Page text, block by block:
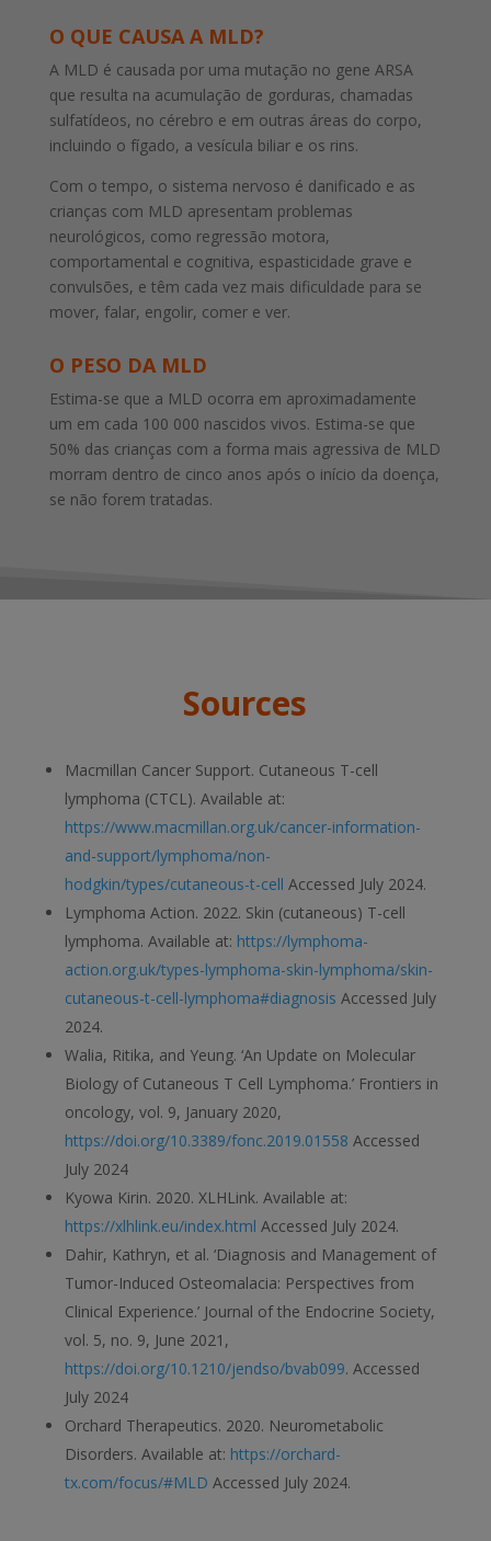
O QUE CAUSA A MLD?
A MLD é causada por uma mutação no gene ARSA
que resulta na acumulação de gorduras, chamadas
sulfatídeos, no cérebro e em outras áreas do corpo,
incluindo o fígado, a vesícula biliar e os rins.
Com o tempo, o sistema nervoso é danificado e as
crianças com MLD apresentam problemas
neurológicos, como regressão motora,
comportamental e cognitiva, espasticidade grave e
convulsões, e têm cada vez mais dificuldade para se
mover, falar, engolir, comer e ver.
O PESO DA MLD
Estima-se que a MLD ocorra em aproximadamente
um em cada 100 000 nascidos vivos. Estima-se que
50% das crianças com a forma mais agressiva de MLD
morram dentro de cinco anos após o início da doença,
se não forem tratadas.
Sources
Macmillan Cancer Support. Cutaneous T-cell
lymphoma (CTCL). Available at:
https://www.macmillan.org.uk/cancer-information-
and-support/lymphoma/non-
hodgkin/types/cutaneous-t-cell Accessed July 2024.
Lymphoma Action. 2022. Skin (cutaneous) T-cell
lymphoma. Available at: https://lymphoma-
action.org.uk/types-lymphoma-skin-lymphoma/skin-
cutaneous-t-cell-lymphoma#diagnosis Accessed July
2024.
Walia, Ritika, and Yeung. ‘An Update on Molecular
Biology of Cutaneous T Cell Lymphoma.’ Frontiers in
oncology, vol. 9, January 2020,
https://doi.org/10.3389/fonc.2019.01558 Accessed
July 2024
Kyowa Kirin. 2020. XLHLink. Available at:
https://xlhlink.eu/index.html Accessed July 2024.
Dahir, Kathryn, et al. ‘Diagnosis and Management of
Tumor-Induced Osteomalacia: Perspectives from
Clinical Experience.’ Journal of the Endocrine Society,
vol. 5, no. 9, June 2021,
https://doi.org/10.1210/jendso/bvab099. Accessed
July 2024
Orchard Therapeutics. 2020. Neurometabolic
Disorders. Available at: https://orchard-
tx.com/focus/#MLD Accessed July 2024.